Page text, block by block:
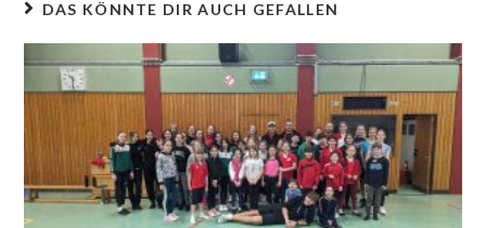
DAS KÖNNTE DIR AUCH GEFALLEN